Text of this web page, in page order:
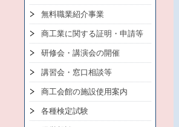
無料職業紹介事業
商工業に関する証明・申請等
研修会・講演会の開催
講習会・窓口相談等
商工会館の施設使用案内
各種検定試験